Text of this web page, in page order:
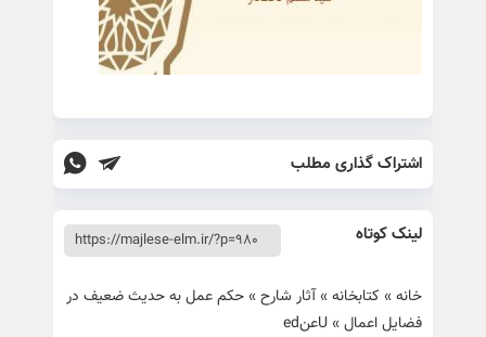
اشتراک گذاری مطلب
لینک کوتاه
خانه» کتابخانه»آثار شارح» حکم عمل به حدیث ضعیف در
فضایل اعمال» Uعنed